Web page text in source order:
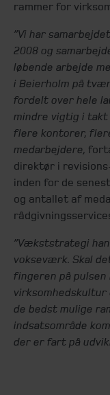
rammer for
”Vi har
2008 og
løbende arbejde
i Beierholm på
fordelt over hele
mindre vigtig i
flere kontorer,
medarbejdere,
direktør i
inden for de
og antallet af
”Vækststrategi
vokseværk. Skal
fingeren på
de bedst mulige
indsatsområde
der er fart på